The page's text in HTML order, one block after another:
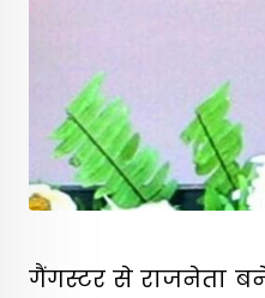
गैंगस्टर से राजनेता